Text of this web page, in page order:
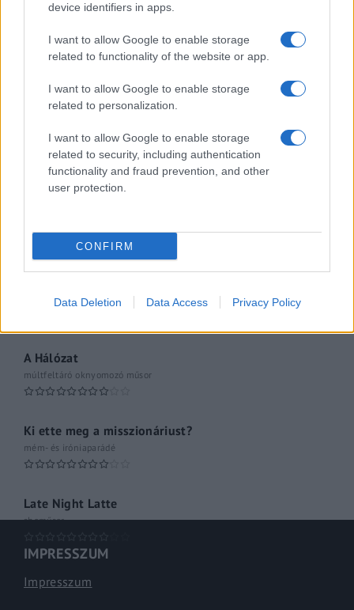
device identifiers in apps.
I want to allow Google to enable storage
related to functionality of the website or app.
I want to allow Google to enable storage
related to personalization.
I want to allow Google to enable storage
related to security, including authentication
functionality and fraud prevention, and other
user protection.
CONFIRM
Data Deletion Data Access Privacy Policy
Hópelyhek olvadása
Gerilla Bár
Az ügy
Pesti riporter
Közéleti esti műsor
Kulturális magazin
Hétvégi Magazin
A Hálózat
múltfeltáró oknyomozó műsor
Ki ette meg a misszionáriust?
mém- és iróniaparádé
Late Night Latte
shoműsor
IMPRESSZUM
Impresszum